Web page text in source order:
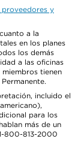
y
a la
en los planes
los demás
a las oficinas
tienen
incluido el
para los
más de un
800-813-2000